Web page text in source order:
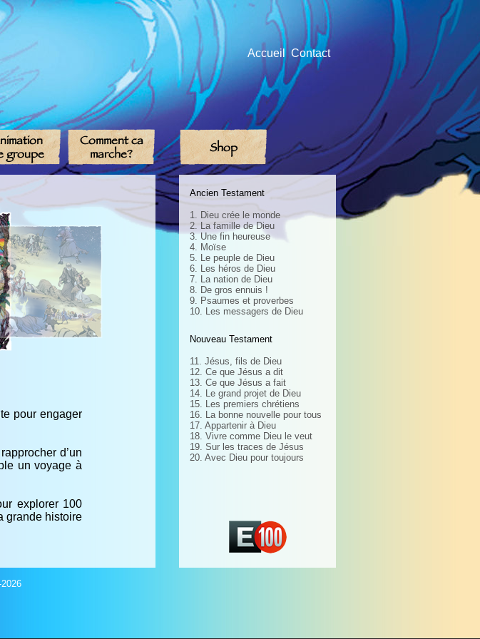
Accueil Contact
groupe
Comment ca
marche?
Shop
Ancien Testament
1. Dieu crée le monde
2. La famille de Dieu
3. Une fin heureuse
4. Moïse
5. Le peuple de Dieu
6. Les héros de Dieu
7. La nation de Dieu
8. De gros ennuis !
9. Psaumes et proverbes
10. Les messagers de Dieu
Nouveau Testament
11. Jésus, fils de Dieu
12. Ce que Jésus a dit
13. Ce que Jésus a fait
14. Le grand projet de Dieu
15. Les premiers chrétiens
16. La bonne nouvelle pour tous
17. Appartenir à Dieu
18. Vivre comme Dieu le veut
19. Sur les traces de Jésus
20. Avec Dieu pour toujours
pour engager
d’un
un voyage à
explorer 100
grande histoire